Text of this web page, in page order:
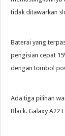
tidak ditawarkan
Baterai yang
pengisian cepat
dengan tombol
Ada tiga pilihan
Black. Galaxy A22